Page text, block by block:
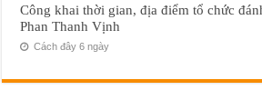
Công khai thời gian, địa điểm tổ chức
Phan Thanh Vịnh
Cách đây 6 ngày